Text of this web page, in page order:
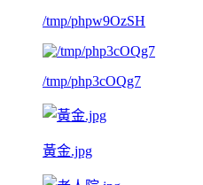
/tmp/phpw9OzSH
/tmp/php3cOQg7
黃金.jpg